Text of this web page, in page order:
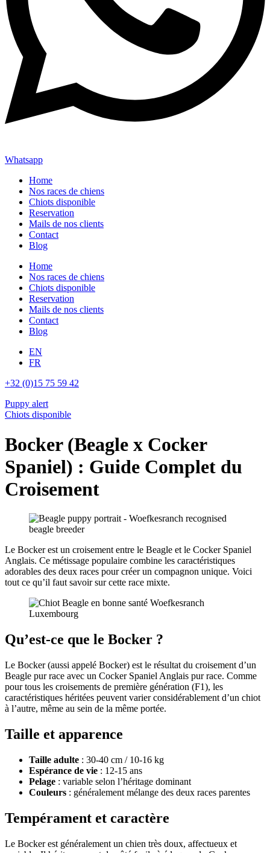
Whatsapp
Home
Nos races de chiens
Chiots disponible
Reservation
Mails de nos clients
Contact
Blog
Home
Nos races de chiens
Chiots disponible
Reservation
Mails de nos clients
Contact
Blog
EN
FR
+32 (0)15 75 59 42
Puppy alert
Chiots disponible
Bocker (Beagle x Cocker
Spaniel) : Guide Complet du
Croisement
Le Bocker est un croisement entre le Beagle et le Cocker Spaniel
Anglais. Ce métissage populaire combine les caractéristiques
adorables des deux races pour créer un compagnon unique. Voici
tout ce qu’il faut savoir sur cette race mixte.
Qu’est-ce que le Bocker ?
Le Bocker (aussi appelé Bocker) est le résultat du croisement d’un
Beagle pur race avec un Cocker Spaniel Anglais pur race. Comme
pour tous les croisements de première génération (F1), les
caractéristiques héritées peuvent varier considérablement d’un chiot
à l’autre, même au sein de la même portée.
Taille et apparence
Taille adulte : 30-40 cm / 10-16 kg
Espérance de vie : 12-15 ans
Pelage : variable selon l’héritage dominant
Couleurs : généralement mélange des deux races parentes
Tempérament et caractère
Le Bocker est généralement un chien très doux, affectueux et